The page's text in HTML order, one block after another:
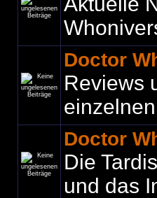
Doctor
Reviews
Doctor
Die
und das